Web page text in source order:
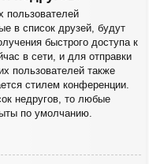
пользователей
в список друзей, будут
быстрого доступа к
в сети, и для отправки
пользователей также
стилем конференции.
недругов, то любые
по умолчанию.